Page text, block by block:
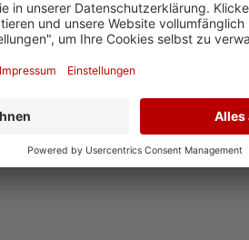
auf dem Schlossberg eröffnet,
hatte. Zunächst hatte das
Dominikus-Ringeisen-Werk Träger
10. Lebensmonat und